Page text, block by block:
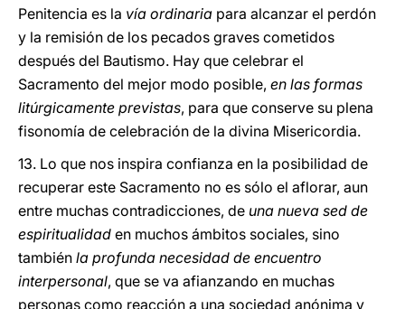
Penitencia es la vía ordinaria para alcanzar el perdón
y la remisión de los pecados graves cometidos
después del Bautismo. Hay que celebrar el
Sacramento del mejor modo posible, en las formas
litúrgicamente previstas, para que conserve su plena
fisonomía de celebración de la divina Misericordia.
13. Lo que nos inspira confianza en la posibilidad de
recuperar este Sacramento no es sólo el aflorar, aun
entre muchas contradicciones, de una nueva sed de
espiritualidad en muchos ámbitos sociales, sino
también la profunda necesidad de encuentro
interpersonal, que se va afianzando en muchas
personas como reacción a una sociedad anónima y